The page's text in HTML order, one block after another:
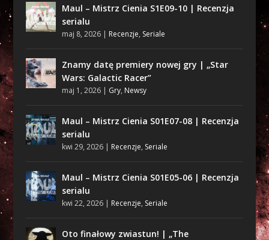
Maul – Mistrz Cienia S1E09-10 | Recenzja
serialu
maj 8, 2026| Recenzje, Seriale
Znamy datę premiery nowej gry | „Star
Wars: Galactic Racer”
maj 1, 2026| Gry, Newsy
Maul – Mistrz Cienia S01E07-08 | Recenzja
serialu
kwi 29, 2026| Recenzje, Seriale
Maul – Mistrz Cienia S01E05-06 | Recenzja
serialu
kwi 22, 2026| Recenzje, Seriale
Oto finałowy zwiastun! | „The